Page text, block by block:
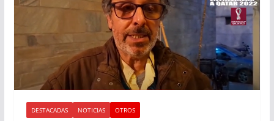
DESTACADAS NOTICIAS OTROS